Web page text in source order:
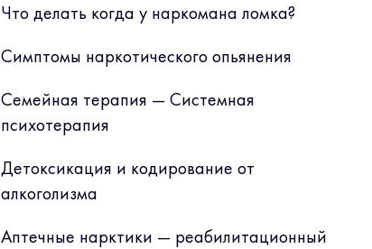
Что делать когда у наркомана ломка?
Симптомы наркотического опьянения
Семейная терапия — Системная
психотерапия
Детоксикация и кодирование от
алкоголизма
Аптечные нарктики — реабилитационный